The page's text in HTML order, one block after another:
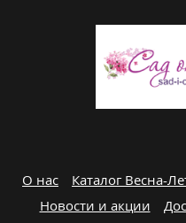
О нас Каталог Весна-
Новости и акции